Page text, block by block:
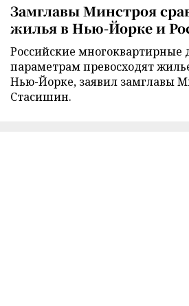
Замглавы Минстроя
жилья в Нью-Йорке и
Российские
параметрам превосходят
Нью-Йорке, заявил замглавы
Стасишин.